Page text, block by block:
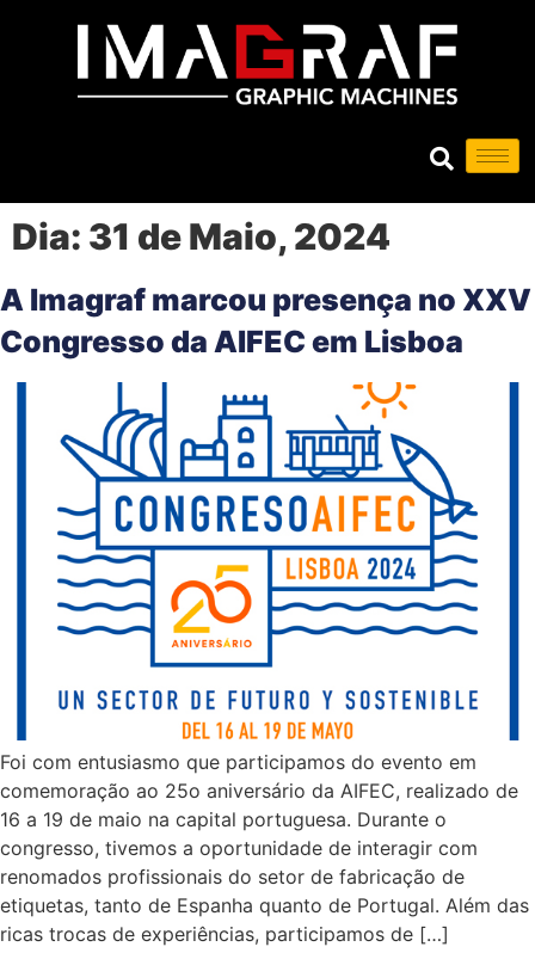
Dia: 31 de Maio, 2024
A Imagraf marcou presença no XXV
Congresso da AIFEC em Lisboa
Foi com entusiasmo que participamos do evento em
comemoração ao 25o aniversário da AIFEC, realizado de
16 a 19 de maio na capital portuguesa. Durante o
congresso, tivemos a oportunidade de interagir com
renomados profissionais do setor de fabricação de
etiquetas, tanto de Espanha quanto de Portugal. Além das
ricas trocas de experiências, participamos de […]